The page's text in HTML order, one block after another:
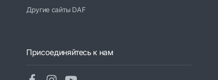
Другие сайты DAF
Присоединяйтесь к нам